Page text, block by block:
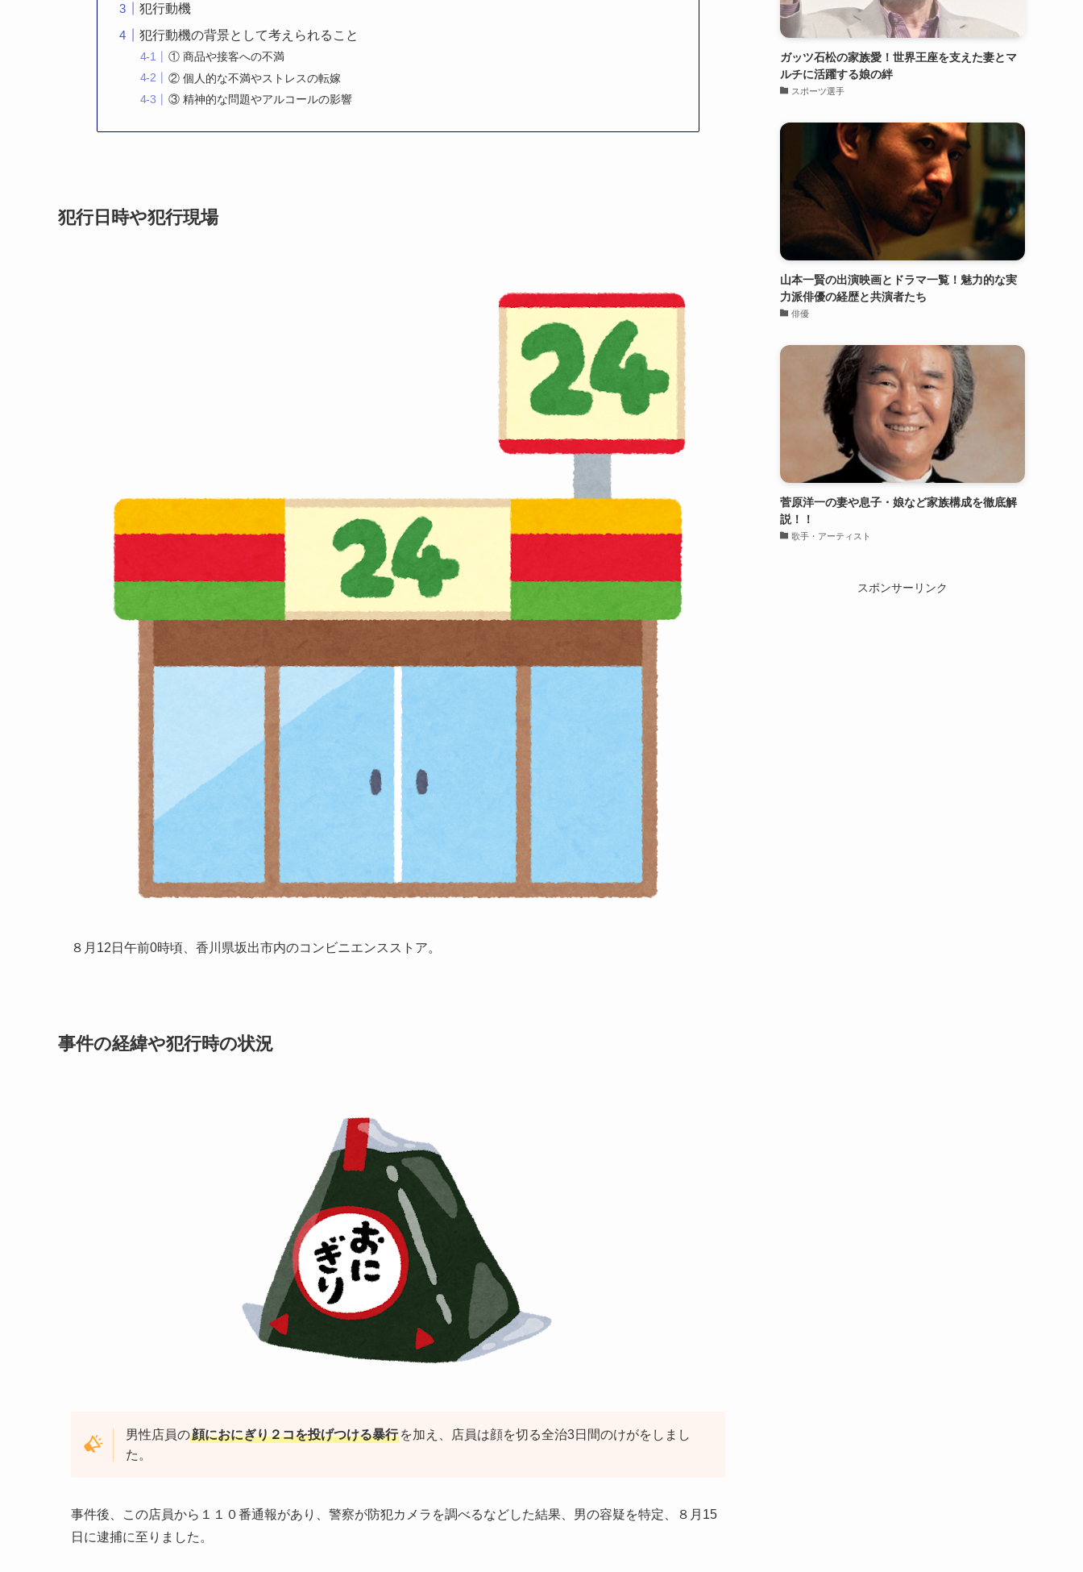
犯行動機
犯行動機の背景として考えられること
① 商品や接客への不満
② 個人的な不満やストレスの転嫁
③ 精神的な問題やアルコールの影響
犯行日時や犯行現場
８月12日午前0時頃、香川県坂出市内のコンビニエンスストア。
事件の経緯や犯行時の状況
男性店員の顔におにぎり２コを投げつける暴行 を加え、店員は顔を切る全治3日間のけがをしまし
た。
事件後、この店員から１１０番通報があり、警察が防犯カメラを調べるなどした結果、男の容疑を特定、８月15
日に逮捕に至りました。
ガッツ石松の家族愛！世界王座を支えた妻とマ
ルチに活躍する娘の絆
スポーツ選手
山本一賢の出演映画とドラマ一覧！魅力的な実
力派俳優の経歴と共演者たち
俳優
菅原洋一の妻や息子・娘など家族構成を徹底解
説！！
歌手・アーティスト
スポンサーリンク